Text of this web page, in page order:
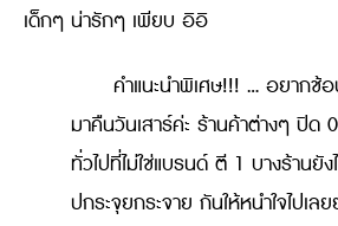
เด็กๆ น่ารักๆ เพียบ อิอิ
คำแนะนำพิเศษ!!! … อยากช้อ
มาคืนวันเสาร์ค่ะ ร้านค้าต่างๆ ปิด
ทั่วไปที่ไม่ใช่แบรนด์ ตี 1 บางร้านยั
ปกระจุยกระจาย กันให้หนำใจไปเล